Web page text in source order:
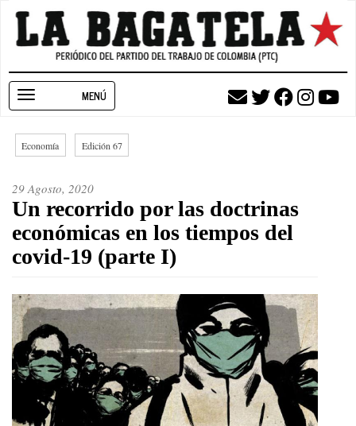
Pasar
contenido
navigation
Economía Edición 67
29 Agosto, 2020
Un recorrido por las doctrinas
económicas en los tiempos del
covid-19 (parte I)